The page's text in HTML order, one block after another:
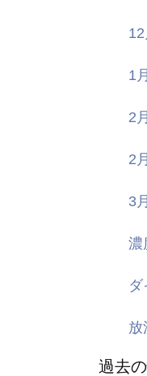
12
1月
2月
2
3月
濃
放
過去の